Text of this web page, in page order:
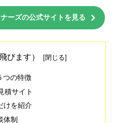
ーズの公式サイトを見る
びます）
つの特徴
積サイト
けを紹介
体制